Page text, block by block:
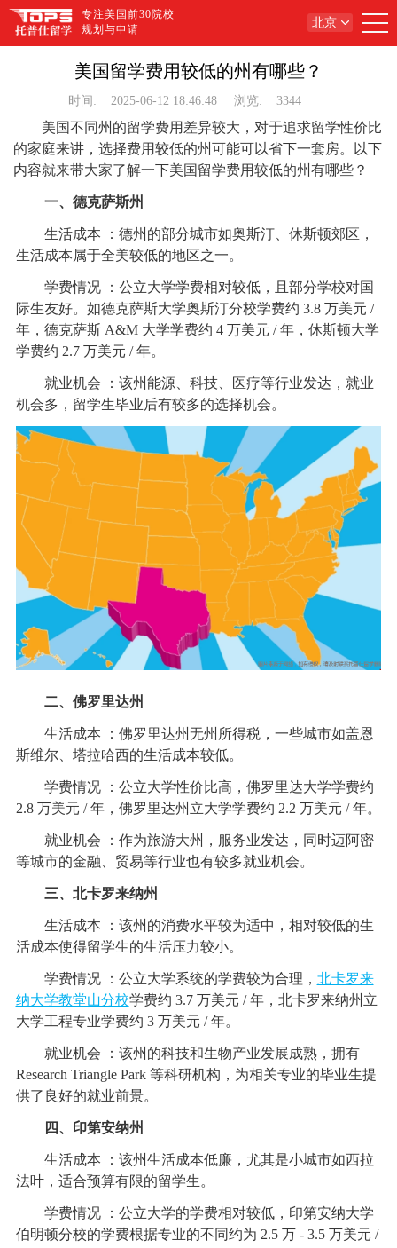
专注美国前30院校
规划与申请
北京
美国留学费用较低的州有哪些？
时间: 2025-06-12 18:46:48 浏览: 3344
美国不同州的留学费用差异较大，对于追求留学性价比
的家庭来讲，选择费用较低的州可能可以省下一套房。以下
内容就来带大家了解一下美国留学费用较低的州有哪些？
一、德克萨斯州
生活成本 ：德州的部分城市如奥斯汀、休斯顿郊区，
生活成本属于全美较低的地区之一。
学费情况 ：公立大学学费相对较低，且部分学校对国
际生友好。如德克萨斯大学奥斯汀分校学费约 3.8 万美元 /
年，德克萨斯 A&M 大学学费约 4 万美元 / 年，休斯顿大学
学费约 2.7 万美元 / 年。
就业机会 ：该州能源、科技、医疗等行业发达，就业
机会多，留学生毕业后有较多的选择机会。
二、佛罗里达州
生活成本 ：佛罗里达州无州所得税，一些城市如盖恩
斯维尔、塔拉哈西的生活成本较低。
学费情况 ：公立大学性价比高，佛罗里达大学学费约
2.8 万美元 / 年，佛罗里达州立大学学费约 2.2 万美元 / 年。
就业机会 ：作为旅游大州，服务业发达，同时迈阿密
等城市的金融、贸易等行业也有较多就业机会。
三、北卡罗来纳州
生活成本 ：该州的消费水平较为适中，相对较低的生
活成本使得留学生的生活压力较小。
学费情况 ：公立大学系统的学费较为合理， 北卡罗来
纳大学教堂山分校学费约 3.7 万美元 / 年，北卡罗来纳州立
大学工程专业学费约 3 万美元 / 年。
就业机会 ：该州的科技和生物产业发展成熟，拥有
Research Triangle Park 等科研机构，为相关专业的毕业生提
供了良好的就业前景。
四、印第安纳州
生活成本 ：该州生活成本低廉，尤其是小城市如西拉
法叶，适合预算有限的留学生。
学费情况 ：公立大学的学费相对较低，印第安纳大学
伯明顿分校的学费根据专业的不同约为 2.5 万 - 3.5 万美元 /